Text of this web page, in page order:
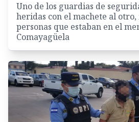
Uno de los guardias de
heridas con el machete al
personas que estaban en el
Comayagüela